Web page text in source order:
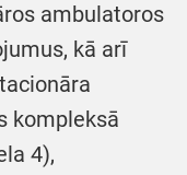
ambulatoros
kā arī
kompleksā
4),